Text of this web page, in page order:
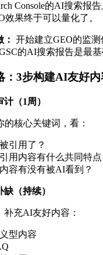
Console的AI搜索报
效果终于可以量化了。
开始建立GEO的监
的AI搜索报告是最基
：3步构建AI友好
（1周）
核心关键词，看：
引用了？
用内容有什么共同特点
容有没有被AI看到？
（持续）
充AI友好内容：
型内容